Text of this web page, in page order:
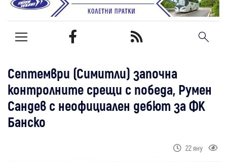
Септември (Симитли) започна
контролните срещи с победа, Румен
Сандев с неофициален дебют за ФК
Банско
22 яну